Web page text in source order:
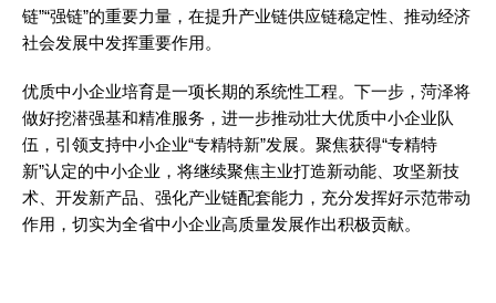
链”“强链”的重要力量，在提升产业链供应链稳定性、推动经济
社会发展中发挥重要作用。
优质中小企业培育是一项长期的系统性工程。下一步，菏泽将
做好挖潜强基和精准服务，进一步推动壮大优质中小企业队
伍，引领支持中小企业“专精特新”发展。聚焦获得“专精特
新”认定的中小企业，将继续聚焦主业打造新动能、攻坚新技
术、开发新产品、强化产业链配套能力，充分发挥好示范带动
作用，切实为全省中小企业高质量发展作出积极贡献。